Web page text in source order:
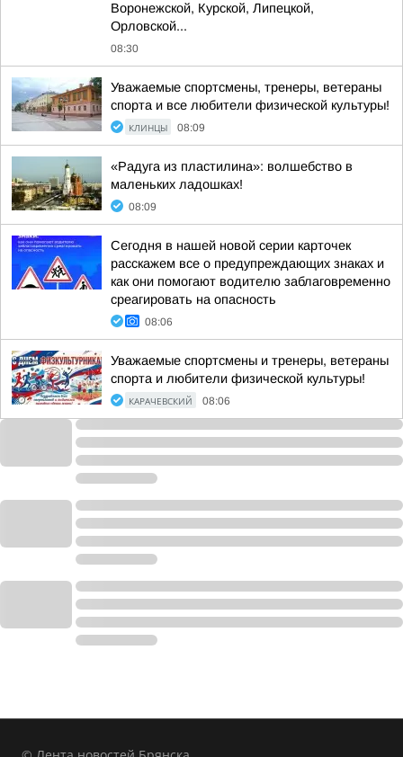
Воронежской, Курской, Липецкой,
Орловской...
08:30
Уважаемые спортсмены, тренеры, ветераны
спорта и все любители физической культуры!
КЛИНЦЫ 08:09
«Радуга из пластилина»: волшебство в
маленьких ладошках!
08:09
Сегодня в нашей новой серии карточек
расскажем все о предупреждающих знаках и
как они помогают водителю заблаговременно
среагировать на опасность
08:06
Уважаемые спортсмены и тренеры, ветераны
спорта и любители физической культуры!
КАРАЧЕВСКИЙ 08:06